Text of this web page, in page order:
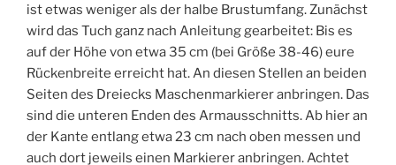
ist etwas weniger als der halbe Brustumfang. Zunächst
wird das Tuch ganz nach Anleitung gearbeitet: Bis es
auf der Höhe von etwa 35 cm (bei Größe 38-46) eure
Rückenbreite erreicht hat. An diesen Stellen an beiden
Seiten des Dreiecks Maschenmarkierer anbringen. Das
sind die unteren Enden des Armausschnitts. Ab hier an
der Kante entlang etwa 23 cm nach oben messen und
auch dort jeweils einen Markierer anbringen. Achtet